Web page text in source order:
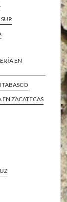
EN
ZACATECAS